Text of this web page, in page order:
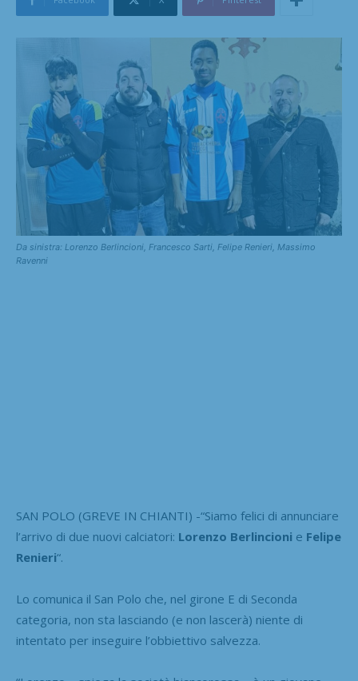
Da sinistra: Lorenzo Berlincioni, Francesco Sarti, Felipe Renieri, Massimo
Ravenni
SAN POLO (GREVE IN CHIANTI) -“Siamo felici di annunciare
l’arrivo di due nuovi calciatori: Lorenzo Berlincioni e Felipe
Renieri“.
Lo comunica il San Polo che, nel girone E di Seconda
categoria, non sta lasciando (e non lascerà) niente di
intentato per inseguire l’obbiettivo salvezza.